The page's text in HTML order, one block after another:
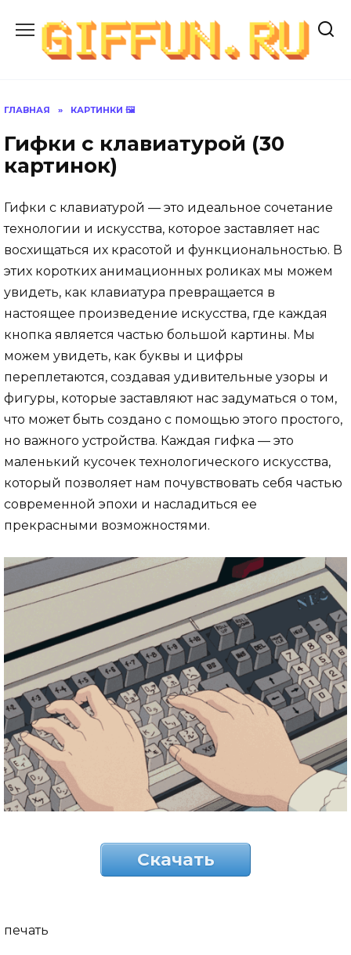
содержанию
ГЛАВНАЯ » КАРТИНКИ 🖼
Гифки с клавиатурой (30
картинок)
Гифки с клавиатурой — это идеальное сочетание
технологии и искусства, которое заставляет нас
восхищаться их красотой и функциональностью. В
этих коротких анимационных роликах мы можем
увидеть, как клавиатура превращается в
настоящее произведение искусства, где каждая
кнопка является частью большой картины. Мы
можем увидеть, как буквы и цифры
переплетаются, создавая удивительные узоры и
фигуры, которые заставляют нас задуматься о том,
что может быть создано с помощью этого простого,
но важного устройства. Каждая гифка — это
маленький кусочек технологического искусства,
который позволяет нам почувствовать себя частью
современной эпохи и насладиться ее
прекрасными возможностями.
Скачать
печать